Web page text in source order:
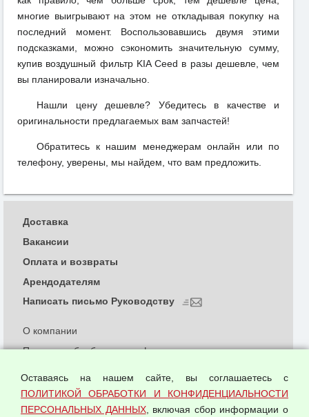
многие выигрывают на этом не откладывая покупку на
последний момент. Воспользовавшись двумя этими
подсказками, можно сэкономить значительную сумму,
купив воздушный фильтр KIA Ceed в разы дешевле, чем
вы планировали изначально.
Нашли цену дешевле? Убедитесь в качестве и
оригинальности предлагаемых вам запчастей!
Обратитесь к нашим менеджерам онлайн или по
телефону, уверены, мы найдем, что вам предложить.
О компании
Политика обработки и конфиденциальности
Согласием на обработку персональных данных
Оферта оптовой купли-продажи
Доставка
Вакансии
Оплата и возвраты
Арендодателям
Написать письмо Руководству
Оставаясь на нашем сайте, вы соглашаетесь с
ПОЛИТИКОЙ ОБРАБОТКИ И КОНФИДЕНЦИАЛЬНОСТИ
ПЕРСОНАЛЬНЫХ ДАННЫХ, включая сбор информации о